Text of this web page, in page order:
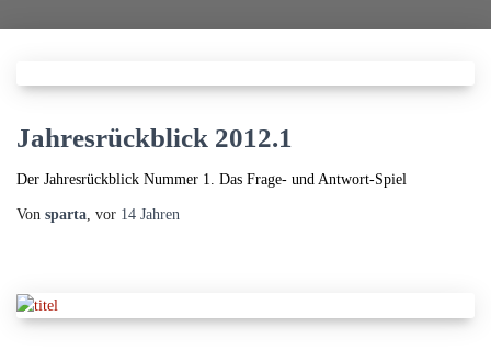
Jahresrückblick 2012.1
Der Jahresrückblick Nummer 1. Das Frage- und Antwort-Spiel
Von sparta, vor 14 Jahren